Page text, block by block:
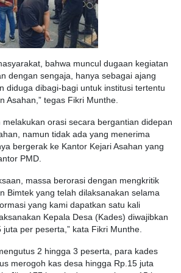
bahwa muncul dugaan kegiatan
dengan sengaja, hanya sebagai ajang
diduga dibagi-bagi untuk institusi tertentu
Asahan,” tegas Fikri Munthe.
orasi secara bergantian didepan
namun tidak ada yang menerima
bergerak ke Kantor Kejari Asahan yang
PMD.
massa berorasi dengan mengkritik
Bimtek yang telah dilaksanakan selama
yang kami dapatkan satu kali
Kepala Desa (Kades) diwajibkan
per peserta,” kata Fikri Munthe.
2 hingga 3 peserta, para kades
merogoh kas desa hingga Rp.15 juta